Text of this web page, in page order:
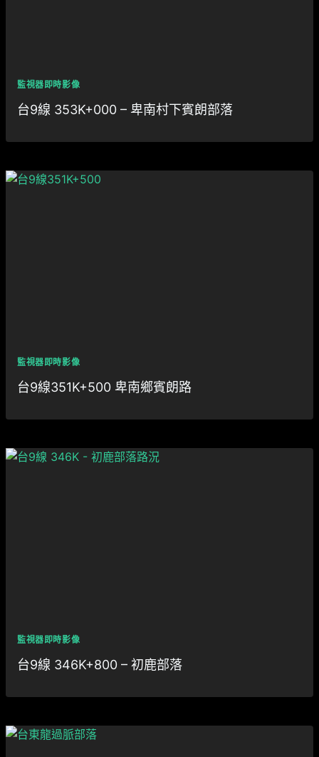
監視器即時影像
台9線 353K+000 – 卑南村下賓朗部落
監視器即時影像
台9線351K+500 卑南鄉賓朗路
監視器即時影像
台9線 346K+800 – 初鹿部落